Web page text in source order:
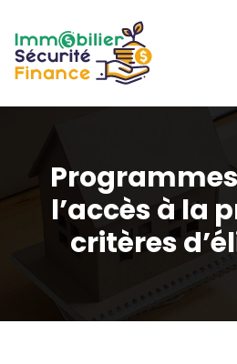
l’accès à la
critères